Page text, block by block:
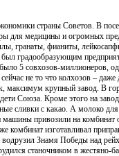
страны Советов. В
для медицины и огромных
гранаты, фианиты,
градообразующим
5 совхозов-миллионеров,
не то что колхозов –
крупный завод. В
Союза. Кроме этого на
сливки с какао. А молоко
привозили на комбинат
комбинат изготавливал
Знамя Победы над
станочником в